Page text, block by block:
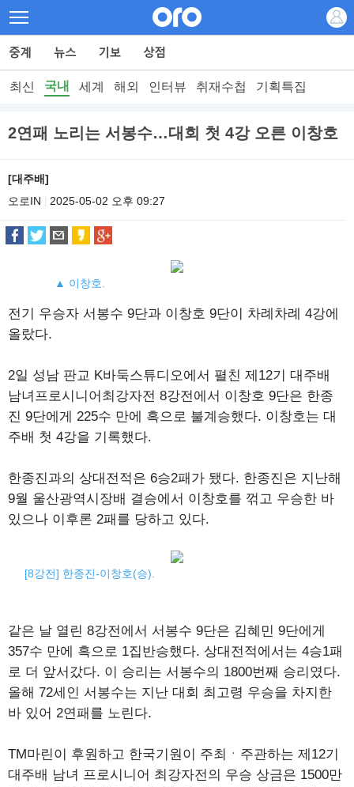
최신 국내 세계 해외 인터뷰 취재수첩 기획특집
2연패 노리는 서봉수…대회 첫 4강 오른 이창호
[대주배]
오로IN
2025-05-02 오후 09:27
▲ 이창호.
전기 우승자 서봉수 9단과 이창호 9단이 차례차례 4강에
올랐다.
2일 성남 판교 K바둑스튜디오에서 펼친 제12기 대주배
남녀프로시니어최강자전 8강전에서 이창호 9단은 한종
진 9단에게 225수 만에 흑으로 불계승했다. 이창호는 대
주배 첫 4강을 기록했다.
한종진과의 상대전적은 6승2패가 됐다. 한종진은 지난해
9월 울산광역시장배 결승에서 이창호를 꺾고 우승한 바
있으나 이후론 2패를 당하고 있다.
[8강전] 한종진-이창호(승).
같은 날 열린 8강전에서 서봉수 9단은 김혜민 9단에게
357수 만에 흑으로 1집반승했다. 상대전적에서는 4승1패
로 더 앞서갔다. 이 승리는 서봉수의 1800번째 승리였다.
올해 72세인 서봉수는 지난 대회 최고령 우승을 차지한
바 있어 2연패를 노린다.
TM마린이 후원하고 한국기원이 주최ㆍ주관하는 제12기
대주배 남녀 프로시니어 최강자전의 우승 상금은 1500만